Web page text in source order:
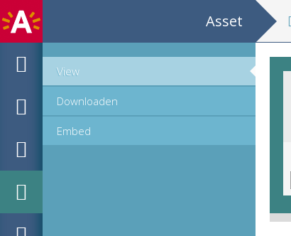
Asset
View
Downloaden
Embed